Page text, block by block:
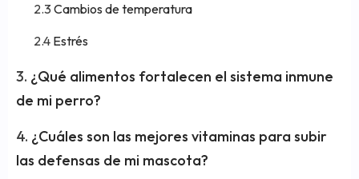
Cambios de temperatura
Estrés
¿Qué alimentos fortalecen el sistema inmune
de mi perro?
¿Cuáles son las mejores vitaminas para subir
las defensas de mi mascota?